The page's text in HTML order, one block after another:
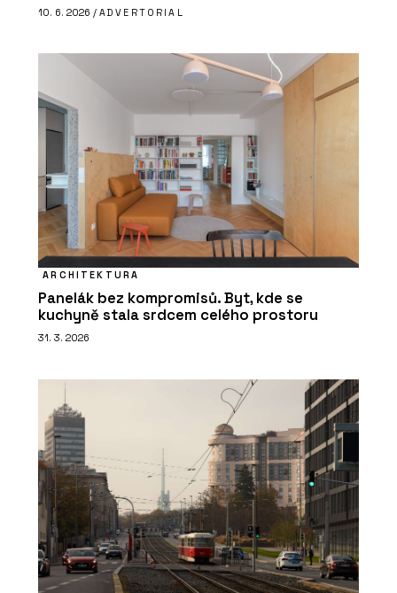
10. 6. 2026 / ADVERTORIAL
ARCHITEKTURA
Panelák bez kompromisů. Byt, kde se
kuchyně stala srdcem celého prostoru
31. 3. 2026